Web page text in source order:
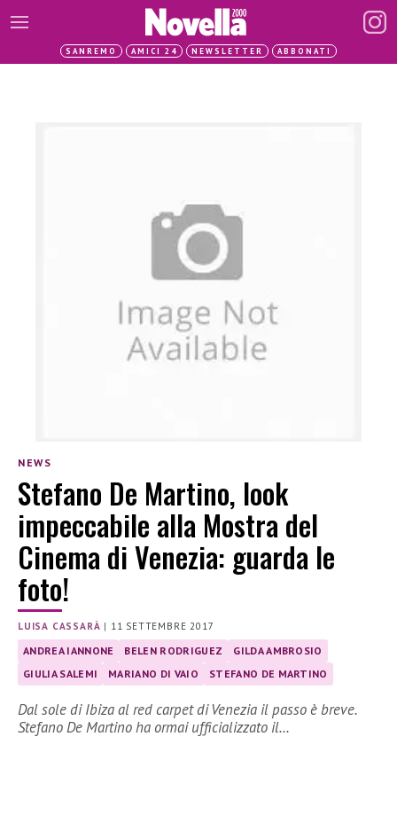
SANREMO AMICI 24 NEWSLETTER ABBONATI
NEWS
Stefano De Martino, look
impeccabile alla Mostra del
Cinema di Venezia: guarda le
foto!
LUISA CASSARÀ | 11 SETTEMBRE 2017
ANDREA IANNONE BELEN RODRIGUEZ
GILDA AMBROSIO
GIULIA SALEMI
MARIANO DI VAIO STEFANO DE MARTINO
Dal sole di Ibiza al red carpet di Venezia il passo è breve.
Stefano De Martino ha ormai ufficializzato il…